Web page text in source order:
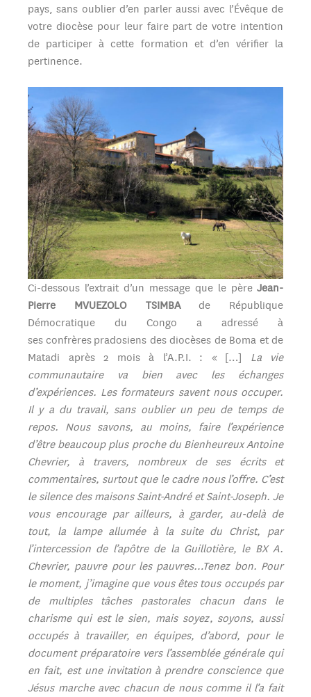
pays, sans oublier d’en parler aussi avec l’Évêque de
votre diocèse pour leur faire part de votre intention
de participer à cette formation et d’en vérifier la
pertinence.
Ci-dessous l’extrait d’un message que le père Jean-
Pierre MVUEZOLO TSIMBAde République
Démocratique du Congo a adressé à
ses confrères pradosiens des diocèses de Boma et de
Matadi après 2 mois à l’A.P.I. : « […] La vie
communautaire va bien avec les échanges
d’expériences. Les formateurs savent nous occuper.
Il y a du travail, sans oublier un peu de temps de
repos. Nous savons, au moins, faire l’expérience
d’être beaucoup plus proche du Bienheureux Antoine
Chevrier, à travers, nombreux de ses écrits et
commentaires, surtout que le cadre nous l’offre. C’est
le silence des maisons Saint-André et Saint-Joseph. Je
vous encourage par ailleurs, à garder, au-delà de
tout, la lampe allumée à la suite du Christ, par
l’intercession de l’apôtre de la Guillotière, le BX A.
Chevrier, pauvre pour les pauvres…Tenez bon. Pour
le moment, j’imagine que vous êtes tous occupés par
de multiples tâches pastorales chacun dans le
charisme qui est le sien, mais soyez, soyons, aussi
occupés à travailler, en équipes, d’abord, pour le
document préparatoire vers l’assemblée générale qui
en fait, est une invitation à prendre conscience que
Jésus marche avec chacun de nous comme il l’a fait